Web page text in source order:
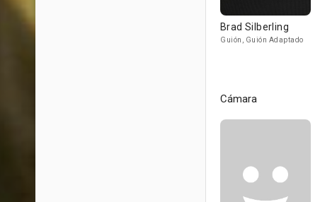
Brad Silberling
Guión, Guión Adaptado
Cámara